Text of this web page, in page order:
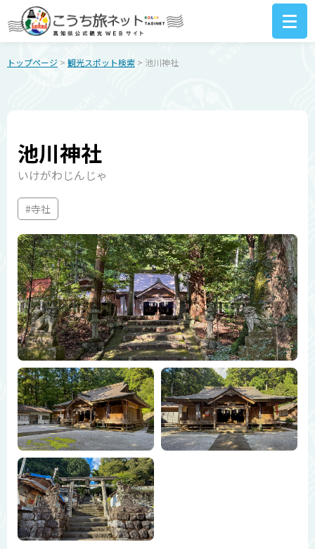
トップページ > 観光スポット検索 > 池川神社
池川神社
いけがわじんじゃ
#寺社